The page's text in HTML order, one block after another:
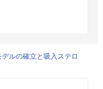
ルの確立と吸入ステロ